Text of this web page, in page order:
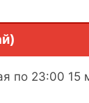
по 23:00 15